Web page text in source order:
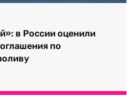
в России оценили
по